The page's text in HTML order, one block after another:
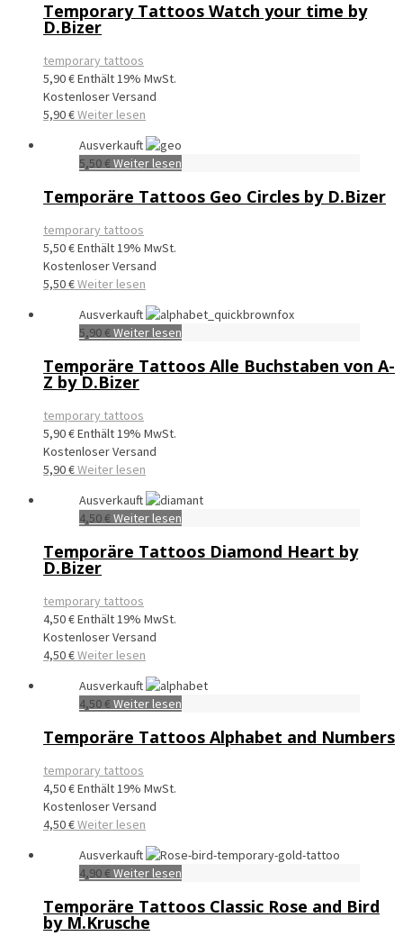
Temporary Tattoos Watch your time by
D.Bizer
temporary tattoos
5,90€Enthält 19% MwSt.
Kostenloser Versand
5,90€Weiter lesen
Ausverkauft
5,50€ Weiter lesen
Temporäre Tattoos Geo Circles by D.Bizer
temporary tattoos
5,50€Enthält 19% MwSt.
Kostenloser Versand
5,50€Weiter lesen
Ausverkauft
5,90€ Weiter lesen
Temporäre Tattoos Alle Buchstaben von A-
Z by D.Bizer
temporary tattoos
5,90€Enthält 19% MwSt.
Kostenloser Versand
5,90€Weiter lesen
Ausverkauft
4,50€ Weiter lesen
Temporäre Tattoos Diamond Heart by
D.Bizer
temporary tattoos
4,50€Enthält 19% MwSt.
Kostenloser Versand
4,50€Weiter lesen
Ausverkauft
4,50€ Weiter lesen
Temporäre Tattoos Alphabet and Numbers
temporary tattoos
4,50€Enthält 19% MwSt.
Kostenloser Versand
4,50€Weiter lesen
Ausverkauft
4,90€ Weiter lesen
Temporäre Tattoos Classic Rose and Bird
by M.Krusche